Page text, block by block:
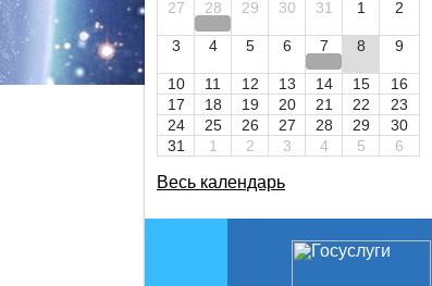
27 28 29 30 31 1 2
3 4 5 6 7 8 9
10 11 12 13 14 15
16
17
18 19 20 21 22
23
24
25 26 27 28 29
30
31
1 2 3 4 5 6
Весь календарь